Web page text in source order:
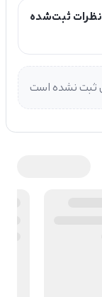
نظرات ثبت‌شده